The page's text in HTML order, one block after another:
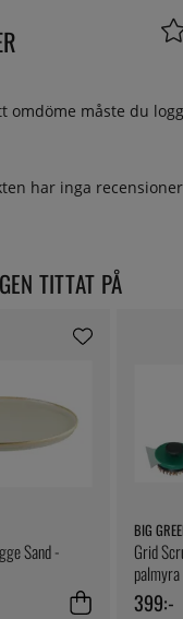
omdöme måste du
har inga
TITTAT PÅ
Sand -
BIG
Grid
399:-